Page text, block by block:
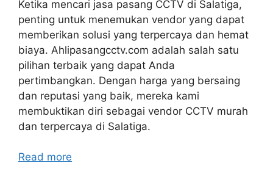
Ketika mencari jasa pasang CCTV di Salatiga,
penting untuk menemukan vendor yang dapat
memberikan solusi yang terpercaya dan hemat
biaya. Ahlipasangcctv.com adalah salah satu
pilihan terbaik yang dapat Anda
pertimbangkan. Dengan harga yang bersaing
dan reputasi yang baik, mereka kami
membuktikan diri sebagai vendor CCTV murah
dan terpercaya di Salatiga.
Read more